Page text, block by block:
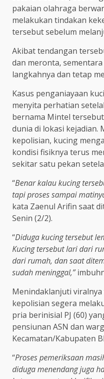
pakaian olahraga
melakukan tindakan
tersebut sebelum
Akibat tendangan
dan meronta,
langkahnya dan tetap
Kasus penganiayaan
menyita perhatian
bernama Mintel
dunia di lokasi kejadian.
kepolisian, kucing
kondisi fisiknya terus
sekitar satu pekan
“Benar kalau kucing
tapi proses sampai
kata Zaenul Arifin saat
Senin (2/2).
“Diduga kucing tersebut
Kucing tersebut lari dari
dari rumah, dan saat
sudah meninggal,”
Menindaklanjuti
kepolisian segera
pria berinisial PJ (60)
pensiunan ASN dan
Kecamatan/Kabupaten
“Proses pemeriksaan
diduga menendang juga